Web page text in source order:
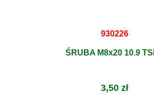
930226
ŚRUBA M8x20 10.9
3,50 zł